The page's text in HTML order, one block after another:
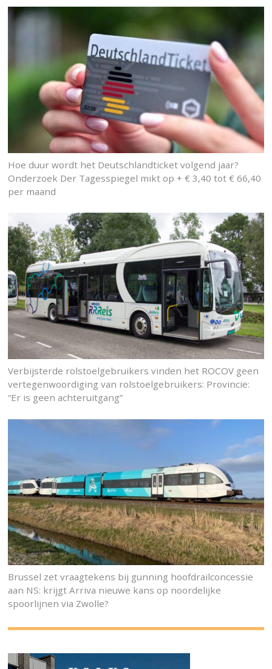
Hoe duur wordt het Deutschlandticket volgend jaar?
Onderzoek Der Tagesspiegel mikt op + € 3,40 tot € 66,40
per maand
Verbijsterde rolstoelgebruikers vinden het ROCOV geen
vertegenwoordiging van rolstoelgebruikers: Provincie:
“Er is geen achteruitgang”
Brussel zet vraagtekens bij gunning hoofdrailconcessie
aan NS: krijgt Arriva nieuwe kans op noordelijke
spoorlijnen via Zwolle?